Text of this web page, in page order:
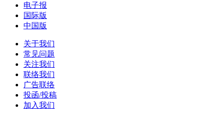
电子报
国际版
中国版
关于我们
常见问题
关注我们
联络我们
广告联络
投函/投稿
加入我们